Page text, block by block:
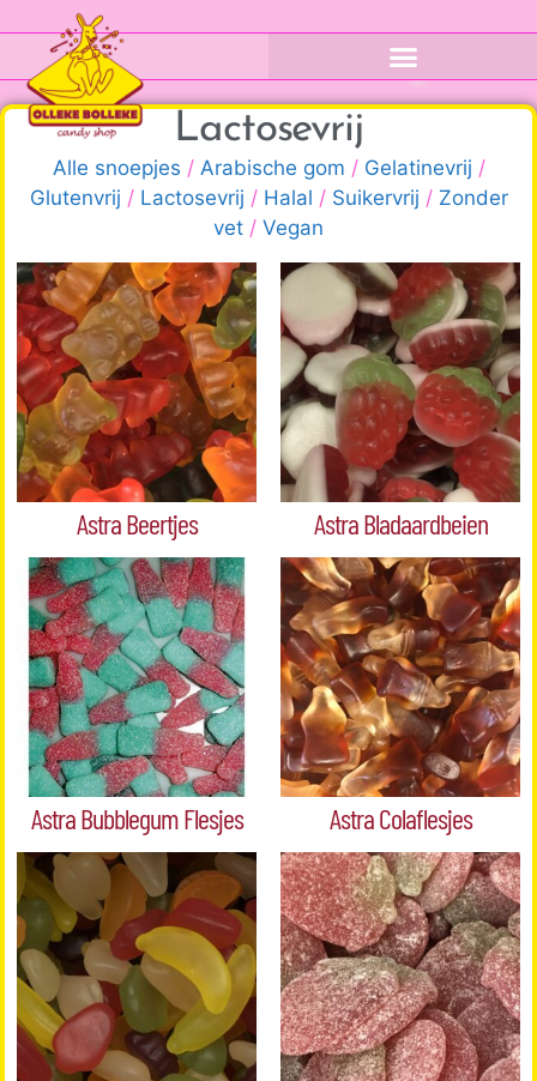
Lactosevrij
Alle snoepjes / Arabische gom / Gelatinevrij /
Glutenvrij / Lactosevrij / Halal / Suikervrij / Zonder
vet / Vegan
Astra Beertjes Astra Bladaardbeien
Astra Bubblegum Flesjes Astra Colaflesjes